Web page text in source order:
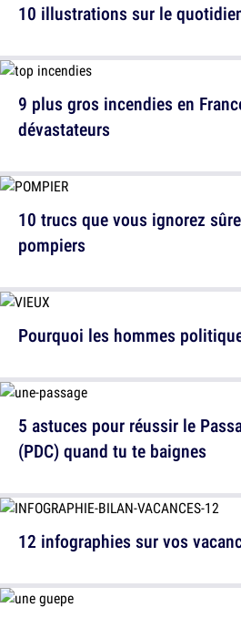
10 illustrations sur le
10 trucs que vous ignorez
pompiers
5 astuces pour réussir le
(PDC) quand tu te baignes
9 plus gros incendies en
dévastateurs
Pourquoi les hommes
12 infographies sur vos